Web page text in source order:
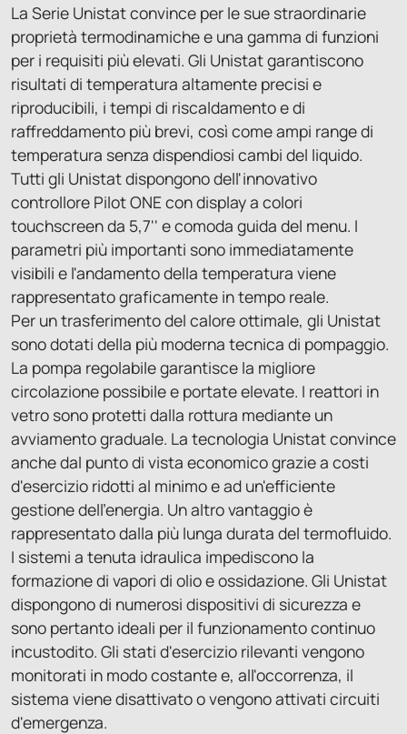
La Serie Unistat convince per le sue straordinarie
proprietà termodinamiche e una gamma di funzioni
per i requisiti più elevati. Gli Unistat garantiscono
risultati di temperatura altamente precisi e
riproducibili, i tempi di riscaldamento e di
raffreddamento più brevi, così come ampi range di
temperatura senza dispendiosi cambi del liquido.
Tutti gli Unistat dispongono dell'innovativo
controllore Pilot ONE con display a colori
touchscreen da 5,7'' e comoda guida del menu. I
parametri più importanti sono immediatamente
visibili e l'andamento della temperatura viene
rappresentato graficamente in tempo reale.
Per un trasferimento del calore ottimale, gli Unistat
sono dotati della più moderna tecnica di pompaggio.
La pompa regolabile garantisce la migliore
circolazione possibile e portate elevate. I reattori in
vetro sono protetti dalla rottura mediante un
avviamento graduale. La tecnologia Unistat convince
anche dal punto di vista economico grazie a costi
d'esercizio ridotti al minimo e ad un'efficiente
gestione dell'energia. Un altro vantaggio è
rappresentato dalla più lunga durata del termofluido.
I sistemi a tenuta idraulica impediscono la
formazione di vapori di olio e ossidazione. Gli Unistat
dispongono di numerosi dispositivi di sicurezza e
sono pertanto ideali per il funzionamento continuo
incustodito. Gli stati d'esercizio rilevanti vengono
monitorati in modo costante e, all'occorrenza, il
sistema viene disattivato o vengono attivati circuiti
d'emergenza.